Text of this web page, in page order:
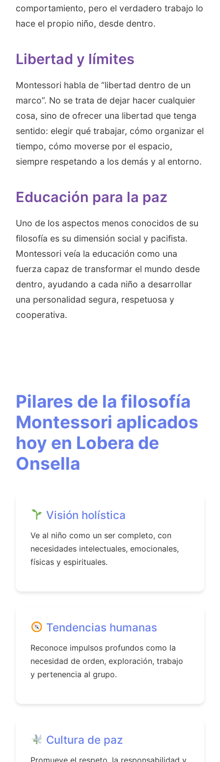
comportamiento, pero el verdadero trabajo lo
hace el propio niño, desde dentro.
Libertad y límites
Montessori habla de “libertad dentro de un
marco”. No se trata de dejar hacer cualquier
cosa, sino de ofrecer una libertad que tenga
sentido: elegir qué trabajar, cómo organizar el
tiempo, cómo moverse por el espacio,
siempre respetando a los demás y al entorno.
Educación para la paz
Uno de los aspectos menos conocidos de su
filosofía es su dimensión social y pacifista.
Montessori veía la educación como una
fuerza capaz de transformar el mundo desde
dentro, ayudando a cada niño a desarrollar
una personalidad segura, respetuosa y
cooperativa.
Pilares de la filosofía
Montessori aplicados
hoy en Lobera de
Onsella
Visión holística
Ve al niño como un ser completo, con
necesidades intelectuales, emocionales,
físicas y espirituales.
Tendencias humanas
Reconoce impulsos profundos como la
necesidad de orden, exploración, trabajo
y pertenencia al grupo.
Cultura de paz
Promueve el respeto, la responsabilidad y